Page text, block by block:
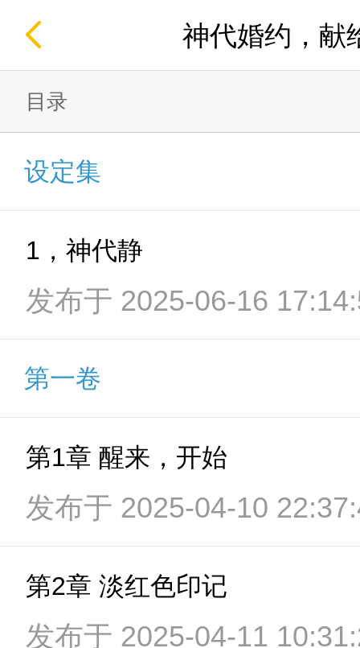
神代婚约，献
目录
设定集
1，神代静
发布于 2025-06-16
第一卷
第1章 醒来，开始
发布于 2025-04-10
第2章 淡红色印记
发布于 2025-04-11